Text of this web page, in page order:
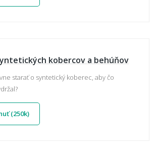
kobercov a behúňov
starať o syntetický koberec, aby čo
(250k)